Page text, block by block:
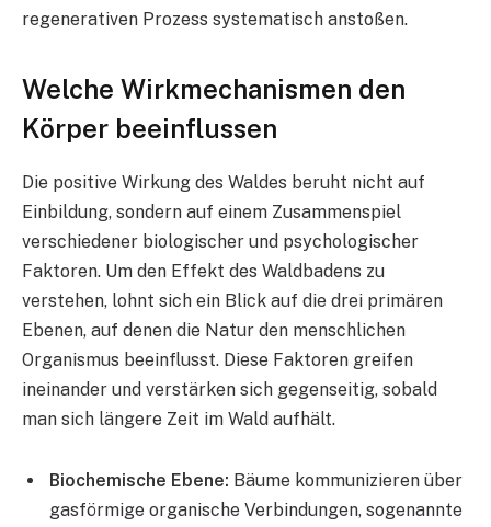
regenerativen Prozess systematisch anstoßen.
Welche Wirkmechanismen den
Körper beeinflussen
Die positive Wirkung des Waldes beruht nicht auf
Einbildung, sondern auf einem Zusammenspiel
verschiedener biologischer und psychologischer
Faktoren. Um den Effekt des Waldbadens zu
verstehen, lohnt sich ein Blick auf die drei primären
Ebenen, auf denen die Natur den menschlichen
Organismus beeinflusst. Diese Faktoren greifen
ineinander und verstärken sich gegenseitig, sobald
man sich längere Zeit im Wald aufhält.
Biochemische Ebene: Bäume kommunizieren über
gasförmige organische Verbindungen, sogenannte